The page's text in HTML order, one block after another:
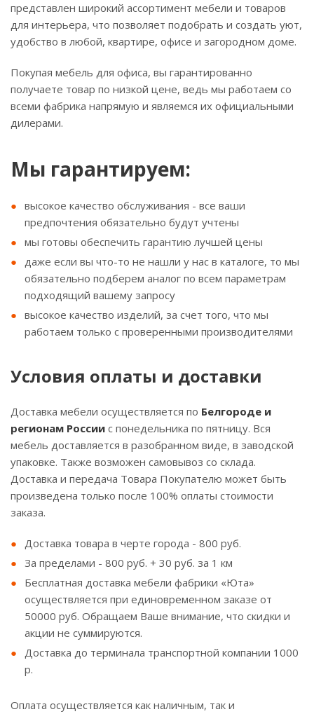
представлен широкий ассортимент мебели и товаров
для интерьера, что позволяет подобрать и создать уют,
удобство в любой, квартире, офисе и загородном доме.
Покупая мебель для офиса, вы гарантированно
получаете товар по низкой цене, ведь мы работаем со
всеми фабрика напрямую и являемся их официальными
дилерами.
Мы гарантируем:
высокое качество обслуживания - все ваши
предпочтения обязательно будут учтены
мы готовы обеспечить гарантию лучшей цены
даже если вы что-то не нашли у нас в каталоге, то мы
обязательно подберем аналог по всем параметрам
подходящий вашему запросу
высокое качество изделий, за счет того, что мы
работаем только с проверенными производителями
Условия оплаты и доставки
Доставка мебели осуществляется по Белгороде и
регионам России с понедельника по пятницу. Вся
мебель доставляется в разобранном виде, в заводской
упаковке. Также возможен самовывоз со склада.
Доставка и передача Товара Покупателю может быть
произведена только после 100% оплаты стоимости
заказа.
Доставка товара в черте города - 800 руб.
За пределами - 800 руб. + 30 руб. за 1 км
Бесплатная доставка мебели фабрики «Юта»
осуществляется при единовременном заказе от
50000 руб. Обращаем Ваше внимание, что скидки и
акции не суммируются.
Доставка до терминала транспортной компании 1000
р.
Оплата осуществляется как наличным, так и